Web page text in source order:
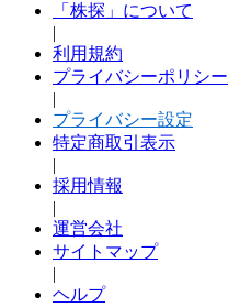
「株探」について
|
利用規約
プライバシーポリシー
|
プライバシー設定
特定商取引表示
|
採用情報
|
運営会社
サイトマップ
|
ヘルプ